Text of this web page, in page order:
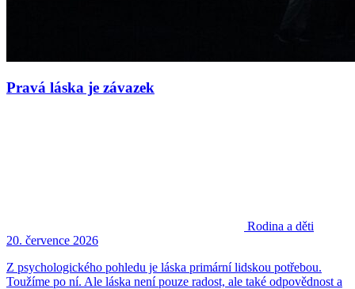
Pravá láska je závazek
Rodina a děti
20. července 2026
Z psychologického pohledu je láska primární lidskou potřebou.
Toužíme po ní. Ale láska není pouze radost, ale také odpovědnost a